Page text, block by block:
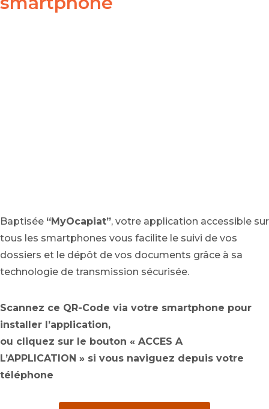
Baptisée “MyOcapiat”, votre application accessible sur
tous les smartphones vous facilite le suivi de vos
dossiers et le dépôt de vos documents grâce à sa
technologie de transmission sécurisée.
Scannez ce QR-Code via votre smartphone pour
installer l’application,
ou cliquez sur le bouton « ACCES A
L’APPLICATION » si vous naviguez depuis votre
téléphone